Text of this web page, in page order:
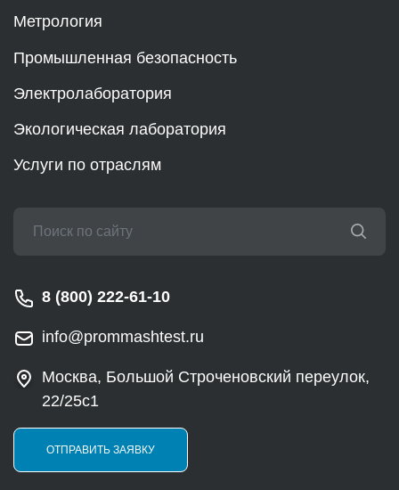
Метрология
Промышленная безопасность
Электролаборатория
Экологическая лаборатория
Услуги по отраслям
8 (800) 222-61-10
info@prommashtest.ru
Москва, Большой Строченовский переулок,
22/25с1
ОТПРАВИТЬ ЗАЯВКУ